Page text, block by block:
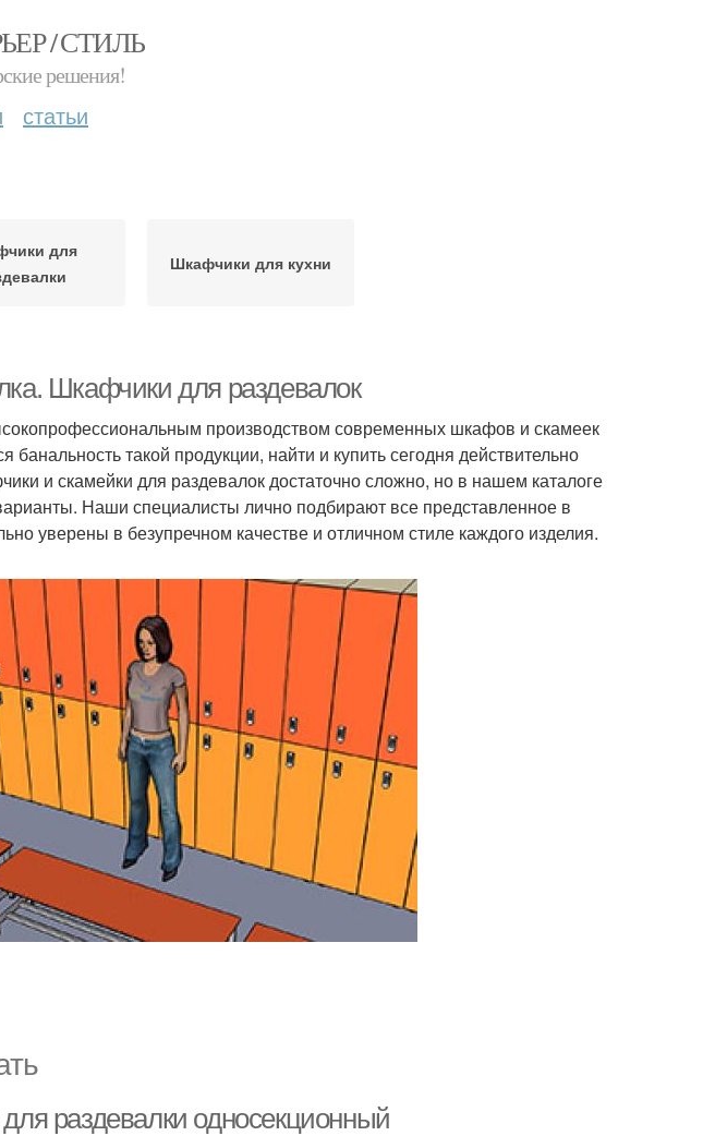
/ СТИЛЬ
решения!
статьи
для
Шкафчики для кухни
Шкафчики для раздевалок
производством современных шкафов и скамеек
такой продукции, найти и купить сегодня действительно
скамейки для раздевалок достаточно сложно, но в нашем каталоге
Наши специалисты лично подбирают все представленное в
уверены в безупречном качестве и отличном стиле каждого изделия.
раздевалки односекционный